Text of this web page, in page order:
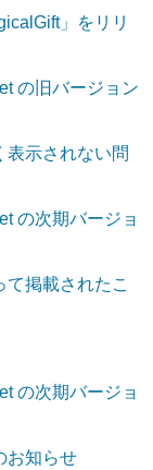
」をリリ
の旧バージョン
表示されない問
の次期バージョ
掲載されたこ
の次期バージョ
お知らせ